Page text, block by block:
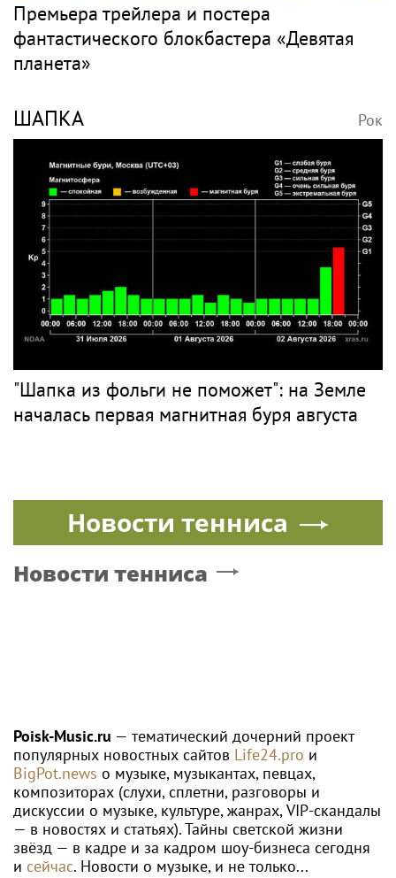
Премьера трейлера и постера
фантастического блокбастера «Девятая
планета»
ШАПКА Рок
"Шапка из фольги не поможет": на Земле
началась первая магнитная буря августа
Новости тенниса
Новости тенниса
Poisk-Music.ru — тематический дочерний проект
популярных новостных сайтов Life24.pro и
BigPot.news о музыке, музыкантах, певцах,
композиторах (слухи, сплетни, разговоры и
дискуссии о музыке, культуре, жанрах, VIP-скандалы
— в новостях и статьях). Тайны светской жизни
звёзд — в кадре и за кадром шоу-бизнеса сегодня
и сейчас. Новости о музыке, и не только...